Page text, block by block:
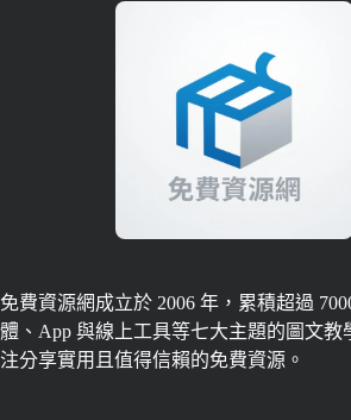
免費資源網成立於 2006 年，累積超過
體、App 與線上工具等七大主題的圖文教
注分享實用且值得信賴的免費資源。